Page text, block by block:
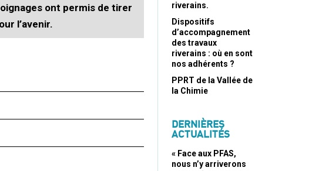
ont permis de tirer
l’avenir.
riverains.
Dispositifs
d’accompagnement
des travaux
riverains : où en sont
nos adhérents ?
PPRT de la Vallée de
la Chimie
DERNIÈRES
ACTUALITÉS
« Face aux PFAS,
nous n’y arriverons